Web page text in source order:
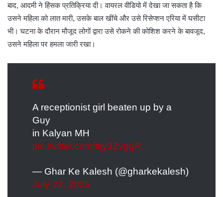
बाद, आदमी ने हिंसक प्रतिक्रिया दी। वायरल वीडियो में देखा जा सकता है कि
उसने महिला को लात मारी, उसके बाल खींचे और उसे रिसेप्शन एरिया में घसीटा
भी। घटना के दौरान मौजूद लोगों द्वारा उसे रोकने की कोशिश करने के बावजूद,
उसने महिला पर हमला जारी रखा।
A receptionist girl beaten up by a
Guy
in Kalyan MH
pic.twitter.com/ttjy3ZvggR
— Ghar Ke Kalesh (@gharkekalesh)
July 22, 2025